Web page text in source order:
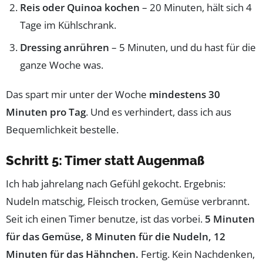
Reis oder Quinoa kochen – 20 Minuten, hält sich 4
Tage im Kühlschrank.
Dressing anrühren – 5 Minuten, und du hast für die
ganze Woche was.
Das spart mir unter der Woche mindestens 30
Minuten pro Tag. Und es verhindert, dass ich aus
Bequemlichkeit bestelle.
Schritt 5: Timer statt Augenmaß
Ich hab jahrelang nach Gefühl gekocht. Ergebnis:
Nudeln matschig, Fleisch trocken, Gemüse verbrannt.
Seit ich einen Timer benutze, ist das vorbei. 5 Minuten
für das Gemüse, 8 Minuten für die Nudeln, 12
Minuten für das Hähnchen. Fertig. Kein Nachdenken,